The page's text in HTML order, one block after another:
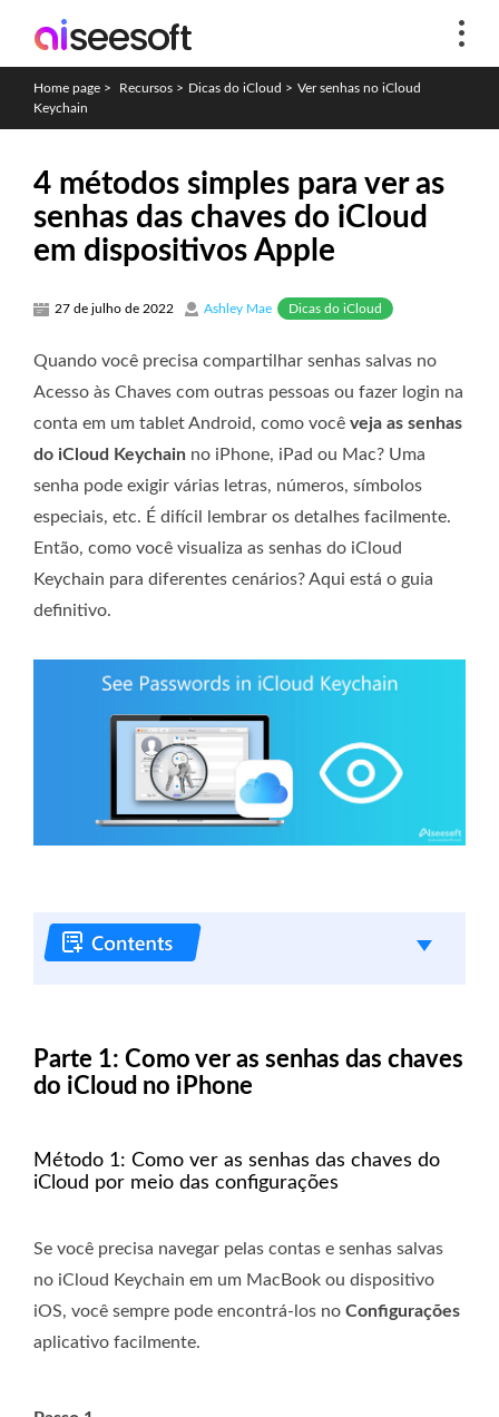
Home page > Recursos > Dicas do iCloud > Ver senhas no iCloud
Keychain
4 métodos simples para ver as
senhas das chaves do iCloud
em dispositivos Apple
27 de julho de 2022 Ashley Mae Dicas do iCloud
Quando você precisa compartilhar senhas salvas no
Acesso às Chaves com outras pessoas ou fazer login na
conta em um tablet Android, como você veja as senhas
do iCloud Keychain no iPhone, iPad ou Mac? Uma
senha pode exigir várias letras, números, símbolos
especiais, etc. É difícil lembrar os detalhes facilmente.
Então, como você visualiza as senhas do iCloud
Keychain para diferentes cenários? Aqui está o guia
definitivo.
Parte 1: Como ver as senhas das chaves
do iCloud no iPhone
Método 1: Como ver as senhas das chaves do
iCloud por meio das configurações
Se você precisa navegar pelas contas e senhas salvas
no iCloud Keychain em um MacBook ou dispositivo
iOS, você sempre pode encontrá-los no Configurações
aplicativo facilmente.